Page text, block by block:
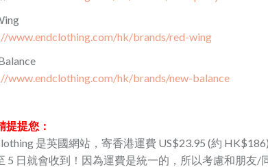
www.endclothing.com/hk/brands/red-wing
www.endclothing.com/hk/brands/new-balance
提提您：
是英國網站，寄香港運費 US$23.95 (約
5 日就會收到！因為運費是統一的，所以考慮和朋友/